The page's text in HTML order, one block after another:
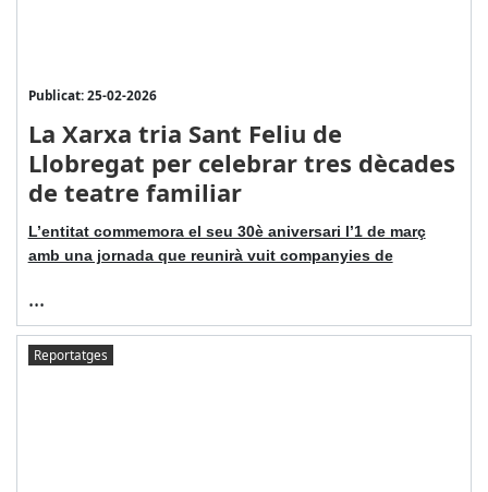
Publicat: 25-02-2026
La Xarxa tria Sant Feliu de
Llobregat per celebrar tres dècades
de teatre familiar
L’entitat commemora el seu 30è aniversari l’1 de març
amb una jornada que reunirà vuit companyies de
...
Reportatges